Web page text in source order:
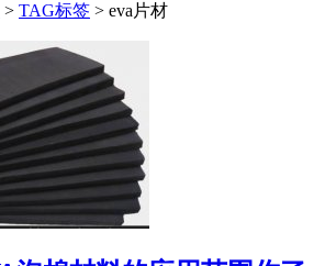
> TAG标签 > eva片材